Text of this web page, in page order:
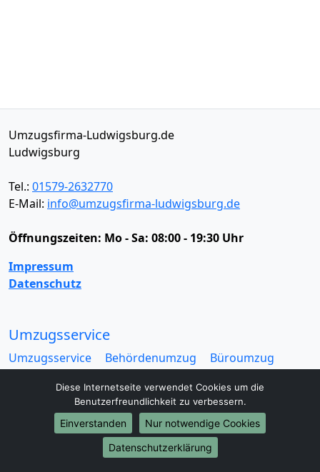
Umzugsfirma-Ludwigsburg.de
Ludwigsburg
Tel.: 01579-2632770
E-Mail: info@umzugsfirma-ludwigsburg.de
Öffnungszeiten: Mo - Sa: 08:00 - 19:30 Uhr
Impressum
Datenschutz
Umzugsservice
Umzugsservice Behördenumzug
Büroumzug
Mini Umzug
Praxisumzug
Privatumzug
Seniorenumzug
Studentenumzug
Beiladung
Entrümpelung
Halteverbotszone
Klaviertransport
Haushaltsauflösung
Möbeltaxi
Möbelmitfahrzentrale
Umzugskartons
Diese Internetseite verwendet Cookies um die
Benutzerfreundlichkeit zu verbessern.
Einverstanden
Nur notwendige Cookies
Datenschutzerklärung